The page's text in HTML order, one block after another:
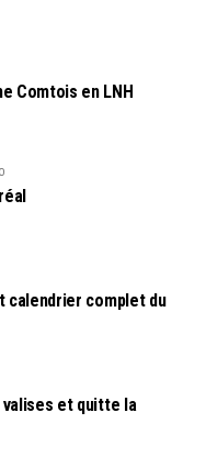
Comtois en LNH
calendrier complet du
et quitte la